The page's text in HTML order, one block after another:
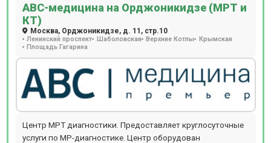
АВС-медицина на Орджоникидзе (МРТ и
КТ)
Москва, Орджоникидзе, д. 11, стр.10
Ленинский проспект Шаболовская Верхние Котлы Крымская
Площадь Гагарина
Центр МРТ диагностики. Предоставляет круглосуточные
услуги по МР-диагностике. Центр оборудован